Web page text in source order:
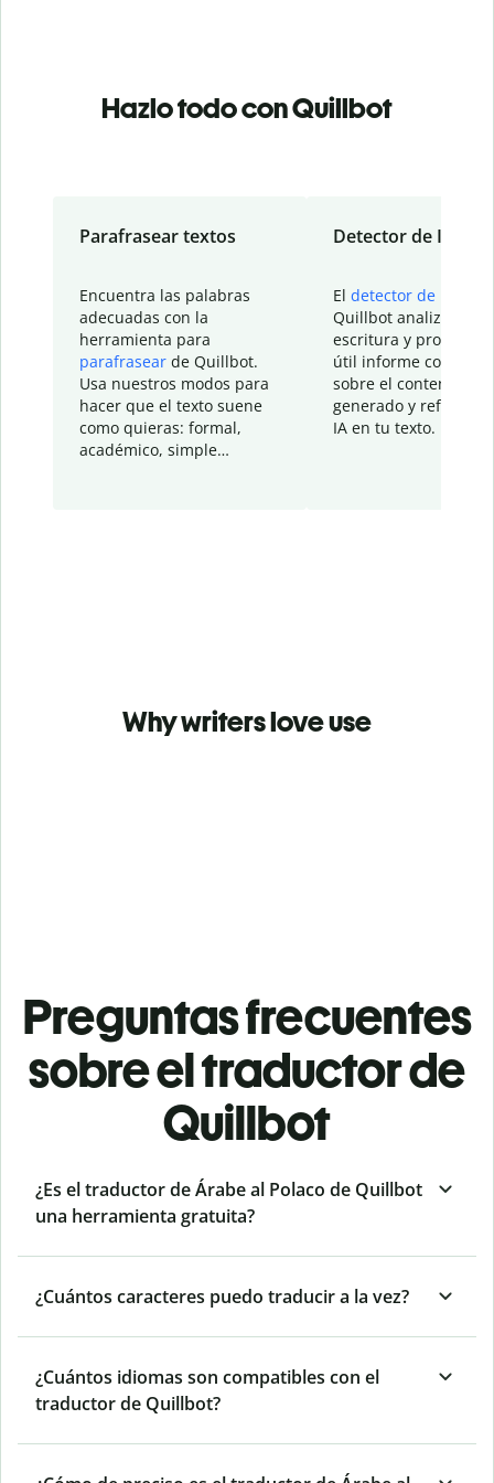
Hazlo todo con Quillbot
Parafrasear textos
Encuentra las palabras
adecuadas con la
herramienta para
parafrasear de Quillbot.
Usa nuestros modos para
hacer que el texto suene
como quieras: formal,
académico, simple…
Detector de IA
El detector de IA
Quillbot analiza tu
escritura y
útil informe con
sobre el contenido
generado y refinado
IA en tu texto.
Why writers love use
Preguntas frecuentes
sobre el traductor de
Quillbot
¿Es el traductor de Árabe al Polaco de Quillbot
una herramienta gratuita?
¿Cuántos caracteres puedo traducir a la vez?
¿Cuántos idiomas son compatibles con el
traductor de Quillbot?